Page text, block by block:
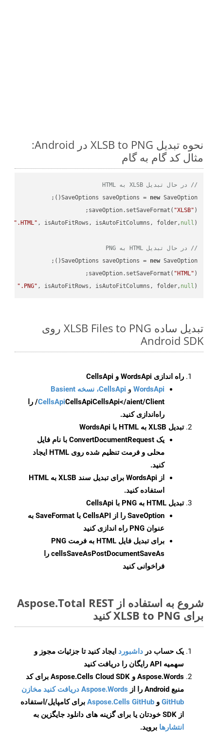
نحوه تبدیل XLSB to PNG در Android:
مثال کد گام به گام
// در حال تبدیل XLSB به HTML
SaveOptions saveOptions = new
saveOption.setSaveFormat( "XLSB"
".HTML" , isAutoFitRows, isAutoFitColumns, folder, null
// در حال تبدیل HTML به PNG
SaveOptions saveOptions = new
saveOption.setSaveFormat( "HTML"
".PNG" , isAutoFitRows, isAutoFitColumns, folder, null );
تبدیل ساده XLSB Files to PNG روی
Android SDK
راه اندازی WordsApi و CellsApi
WordsApi و CellsApi، نسخه Basient
CellsApiCellsApi
CellsApi</aient/Client/ را
راه‌اندازی کنید.
تبدیل XLSB به HTML با WordsApi
یک ConvertDocumentRequest با نام فایل
محلی و فرمت تنظیم شده روی HTML ایجاد
کنید.
از WordsApi برای تبدیل سند XLSB به HTML
استفاده کنید.
تبدیل HTML به PNG با CellsApi
SaveOption
را از CellsAPI با SaveFormat به
عنوان PNG راه اندازی کنید
برای تبدیل فایل HTML به فرمت
PNG
cellsSaveAsPostDocumentSaveAs را
فراخوانی کنید
شروع به استفاده از Aspose.Total REST
برای XLSB to PNG کنید
یک حساب در داشبورد ایجاد کنید تا جزئیات مجوز و
سهمیه API رایگان را دریافت کنید
Aspose.Words و Aspose.Cells Cloud SDK برای کد
منبع Android را از
Aspose.Words دریافت کنید مخازن
GitHub و Aspose.Cells GitHub برای کامپایل/استفاده
از SDK خودتان یا برای گزینه های دانلود جایگزین به
انتشارها بروید.